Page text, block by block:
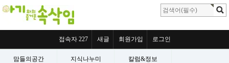
접속자 227 새글 회원가입 로그인
맘들의공간 지식나누미 칼럼&정보